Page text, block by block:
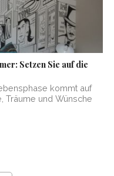
Setzen Sie auf die
kommt auf
Träume und Wünsche